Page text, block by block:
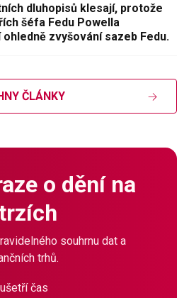
dluhopisů klesají, protože
šéfa Fedu Powella
zvyšování sazeb Fedu.
ČLÁNKY
o dění na
souhrnu dat a
trhů.
čas